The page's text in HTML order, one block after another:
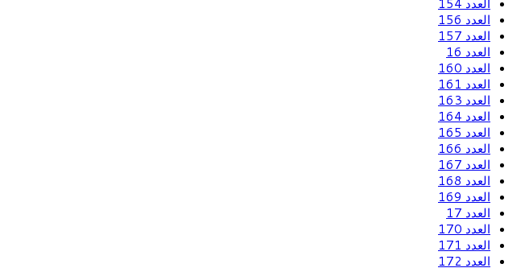
العدد 154
العدد 156
العدد 157
العدد 16
العدد 160
العدد 161
العدد 163
العدد 164
العدد 165
العدد 166
العدد 167
العدد 168
العدد 169
العدد 17
العدد 170
العدد 171
العدد 172